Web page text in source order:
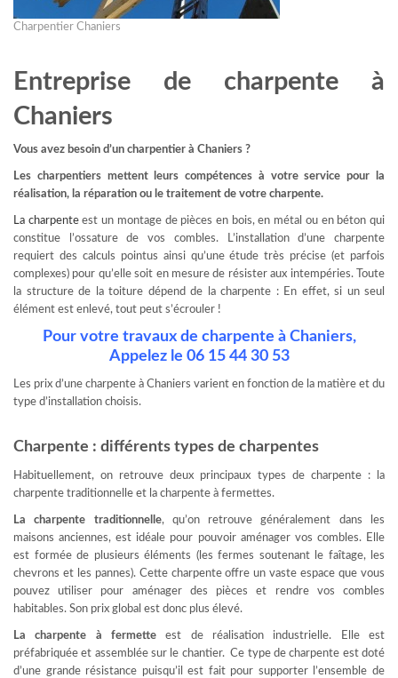
Charpentier Chaniers
Entreprise de charpente à
Chaniers
Vous avez besoin d’un charpentier à Chaniers ?
Les charpentiers mettent leurs compétences à votre service pour la
réalisation, la réparation ou le traitement de votre charpente.
La charpenteest un montage de pièces en bois, en métal ou en béton qui
constitue l’ossature de vos combles. L’installation d’une charpente
requiert des calculs pointus ainsi qu’une étude très précise (et parfois
complexes) pour qu’elle soit en mesure de résister aux intempéries. Toute
la structure de la toiture dépend de la charpente : En effet, si un seul
élément est enlevé, tout peut s’écrouler !
Pour votre travaux de charpente à Chaniers,
Appelez le 06 15 44 30 53
Les prix d’une charpente à Chaniers varient en fonction de la matière et du
type d’installation choisis.
Charpente : différents types de charpentes
Habituellement, on retrouve deux principaux types de charpente : la
charpente traditionnelle et la charpente à fermettes.
La charpente traditionnelle, qu’on retrouve généralement dans les
maisons anciennes, est idéale pour pouvoir aménager vos combles. Elle
est formée de plusieurs éléments (les fermes soutenant le faîtage, les
chevrons et les pannes). Cette charpente offre un vaste espace que vous
pouvez utiliser pour aménager des pièces et rendre vos combles
habitables. Son prix global est donc plus élevé.
La charpente à fermette est de réalisation industrielle. Elle est
préfabriquée et assemblée sur le chantier. Ce type de charpente est doté
d’une grande résistance puisqu’il est fait pour supporter l’ensemble de